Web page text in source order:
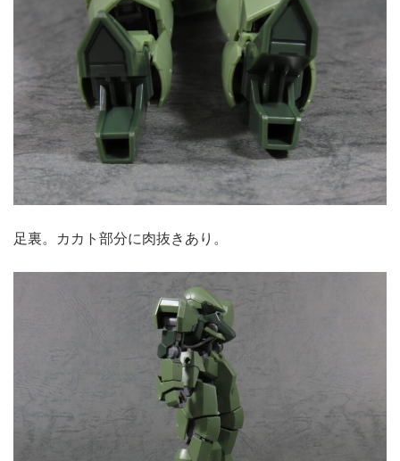
足裏。カカト部分に肉抜きあり。